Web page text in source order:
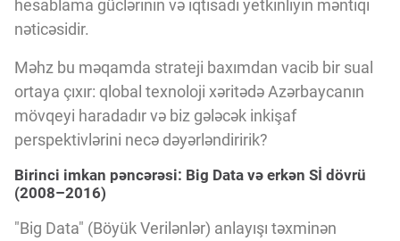
hesablama güclərinin və iqtisadi yetkinliyin məntiqi
nəticəsidir.
Məhz bu məqamda strateji baxımdan vacib bir sual
ortaya çıxır: qlobal texnoloji xəritədə Azərbaycanın
mövqeyi haradadır və biz gələcək inkişaf
perspektivlərini necə dəyərləndiririk?
Birinci imkan pəncərəsi: Big Data və erkən Sİ dövrü
(2008–2016)
"Big Data" (Böyük Verilənlər) anlayışı təxminən